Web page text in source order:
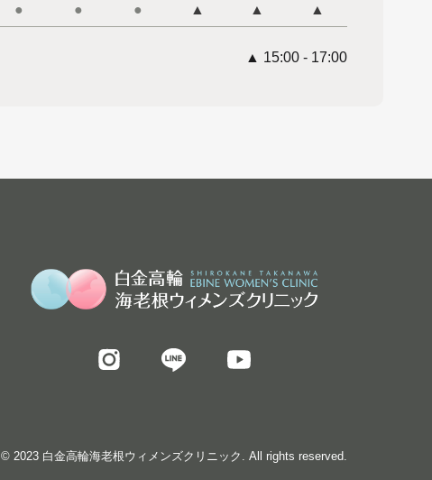
● ● ● ▲ ▲ ▲
▲ 15:00 - 17:00
© 2023 白金高輪海老根ウィメンズクリニック. All rights reserved.